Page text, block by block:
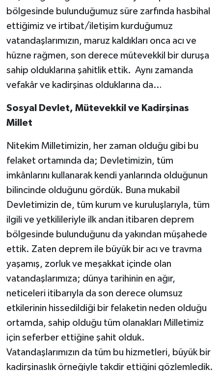
bölgesinde bulunduğumuz süre zarfında hasbihal
ettiğimiz ve irtibat/iletişim kurduğumuz
vatandaşlarımızın, maruz kaldıkları onca acı ve
hüzne rağmen, son derece mütevekkil bir duruşa
sahip olduklarına şahitlik ettik. Aynı zamanda
vefakâr ve kadirşinas olduklarına da…
Sosyal Devlet, Mütevekkil ve Kadirşinas
Millet
Nitekim Milletimizin, her zaman olduğu gibi bu
felaket ortamında da; Devletimizin, tüm
imkânlarını kullanarak kendi yanlarında olduğunun
bilincinde olduğunu gördük. Buna mukabil
Devletimizin de, tüm kurum ve kuruluşlarıyla, tüm
ilgili ve yetkilileriyle ilk andan itibaren deprem
bölgesinde bulunduğunu da yakından müşahede
ettik. Zaten deprem ile büyük bir acı ve travma
yaşamış, zorluk ve meşakkat içinde olan
vatandaşlarımıza; dünya tarihinin en ağır,
neticeleri itibarıyla da son derece olumsuz
etkilerinin hissedildiği bir felaketin neden olduğu
ortamda, sahip olduğu tüm olanakları Milletimiz
için seferber ettiğine şahit olduk.
Vatandaşlarımızın da tüm bu hizmetleri, büyük bir
kadirşinaslık örneğiyle takdir ettiğini gözlemledik.
Ardahan Müftülüğü
Artvin Müftülüğü
Aydın Müftülüğü
Bartın Müftülüğü
Batman Müftülüğü
Bayburt Müftülüğü
Bilecik Müftülüğü
Bingöl Müftülüğü
Bolu Müftülüğü
Burdur Müftülüğü
Bursa Müftülüğü
Çanakkale Müftülüğü
Çankırı Müftülüğü
Kurban
Mukabele
Ramazan
Sahabeler
DİYANET AKADEMİ
DİYANET GENÇLİK
DEPREM
Dünya
Kültür-Sanat
Aile
Makaleler
Ekonomi
Duyurular
Podcast
Bilim, Teknoloji